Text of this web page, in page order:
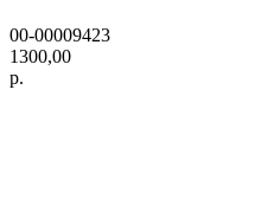
00-00009423
1300,00
р.